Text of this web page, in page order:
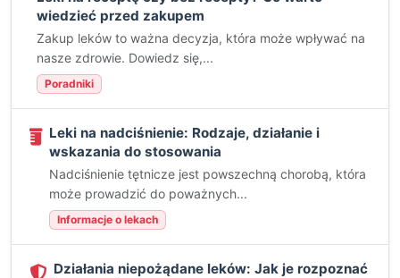
wiedzieć przed zakupem
Zakup leków to ważna decyzja, która może wpływać na
nasze zdrowie. Dowiedz się,...
Poradniki
Leki na nadciśnienie: Rodzaje, działanie i
wskazania do stosowania
Nadciśnienie tętnicze jest powszechną chorobą, która
może prowadzić do poważnych...
Informacje o lekach
Działania niepożądane leków: Jak je rozpoznać